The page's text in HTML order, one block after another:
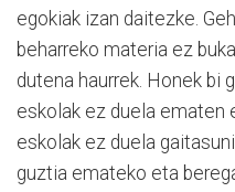
egokiak izan daitezke.
beharreko materia ez
dutena haurrek. Honek bi
eskolak ez duela ematen
eskolak ez duela
guztia emateko eta